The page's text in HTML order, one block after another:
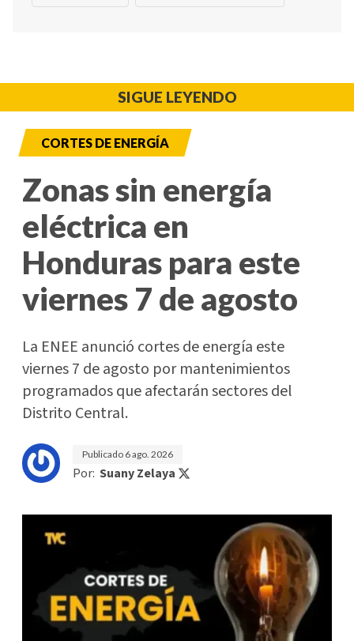
SIGUE LEYENDO
CORTES DE ENERGÍA
Zonas sin energía
eléctrica en
Honduras para este
viernes 7 de agosto
La ENEE anunció cortes de energía este
viernes 7 de agosto por mantenimientos
programados que afectarán sectores del
Distrito Central.
Publicado 6 ago. 2026
Por: Suany Zelaya